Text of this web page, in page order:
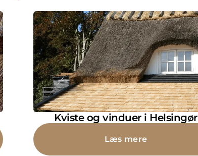
Kviste og vinduer i Helsingør
Læs mere